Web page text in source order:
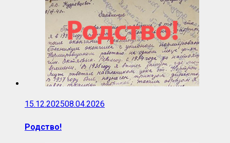
15.12.202508.04.2026
Родство!